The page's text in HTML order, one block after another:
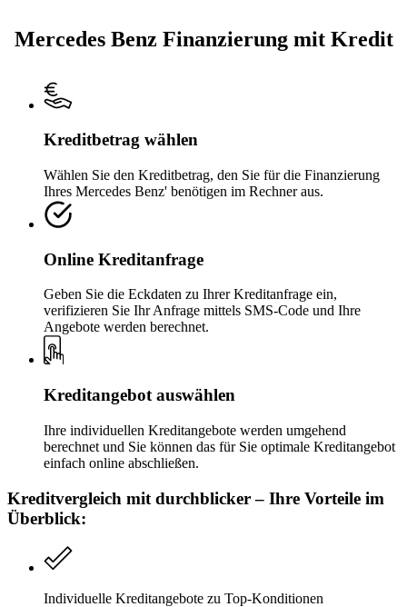
Mercedes Benz Finanzierung mit Kredit
Kreditbetrag wählen
Wählen Sie den Kreditbetrag, den Sie für die Finanzierung
Ihres Mercedes Benz' benötigen im Rechner aus.
Online Kreditanfrage
Geben Sie die Eckdaten zu Ihrer Kreditanfrage ein,
verifizieren Sie Ihr Anfrage mittels SMS-Code und Ihre
Angebote werden berechnet.
Kreditangebot auswählen
Ihre individuellen Kreditangebote werden umgehend
berechnet und Sie können das für Sie optimale Kreditangebot
einfach online abschließen.
Kreditvergleich mit durchblicker – Ihre Vorteile im
Überblick:
Individuelle Kreditangebote zu Top-Konditionen